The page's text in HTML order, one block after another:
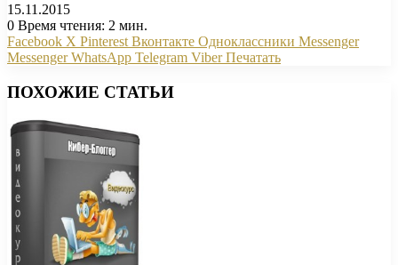
15.11.2015
0 Время чтения: 2 мин.
Facebook X Pinterest Вконтакте Одноклассники Messenger
Messenger WhatsApp Telegram Viber Печатать
ПОХОЖИЕ СТАТЬИ